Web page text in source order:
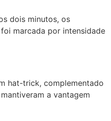
dois minutos, os
marcada por intensidade
hat-trick, complementado
a vantagem